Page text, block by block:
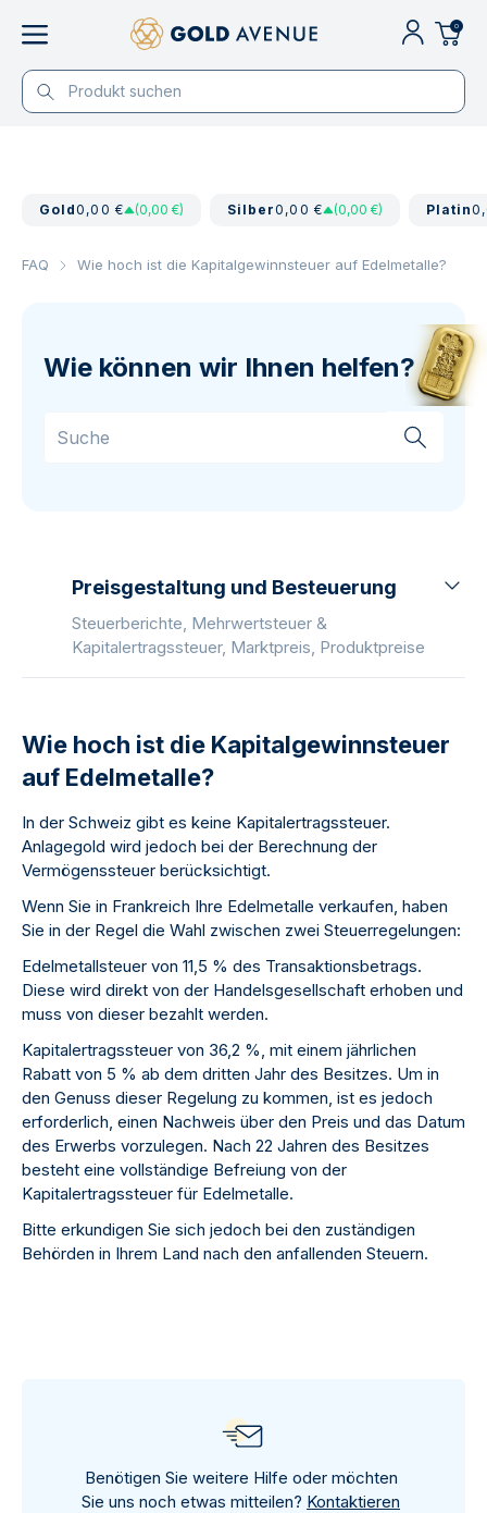
0
Gold0,00 € (0,00 €) Silber0,00 € (0,00 €) Platin
FAQ Wie hoch ist die Kapitalgewinnsteuer auf Edelmetalle?
Wie können wir Ihnen helfen?
Preisgestaltung und Besteuerung
Steuerberichte, Mehrwertsteuer &
Kapitalertragssteuer, Marktpreis, Produktpreise
Wie hoch ist die Kapitalgewinnsteuer
auf Edelmetalle?
In der Schweiz gibt es keine Kapitalertragssteuer.
Anlagegold wird jedoch bei der Berechnung der
Vermögenssteuer berücksichtigt.
Wenn Sie in Frankreich Ihre Edelmetalle verkaufen, haben
Sie in der Regel die Wahl zwischen zwei Steuerregelungen:
Edelmetallsteuer von 11,5 % des Transaktionsbetrags.
Diese wird direkt von der Handelsgesellschaft erhoben und
muss von dieser bezahlt werden.
Kapitalertragssteuer von 36,2 %, mit einem jährlichen
Rabatt von 5 % ab dem dritten Jahr des Besitzes. Um in
den Genuss dieser Regelung zu kommen, ist es jedoch
erforderlich, einen Nachweis über den Preis und das Datum
des Erwerbs vorzulegen. Nach 22 Jahren des Besitzes
besteht eine vollständige Befreiung von der
Kapitalertragssteuer für Edelmetalle.
Bitte erkundigen Sie sich jedoch bei den zuständigen
Behörden in Ihrem Land nach den anfallenden Steuern.
Benötigen Sie weitere Hilfe oder möchten
Sie uns noch etwas mitteilen? Kontaktieren